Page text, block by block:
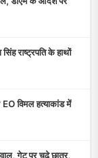
राष्ट्रपति के हाथों
विमल हत्याकांड में
गेट पर चढ़े छात्र,